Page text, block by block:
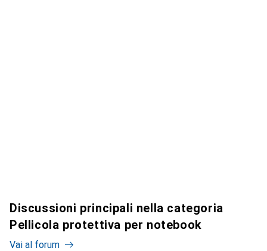
Discussioni principali nella categoria
Pellicola protettiva per notebook
Vai al forum